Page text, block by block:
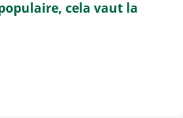
cela vaut la
le produit